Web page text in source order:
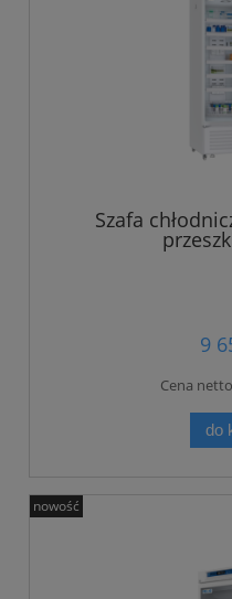
Szafa
9
Cena
do
nowość